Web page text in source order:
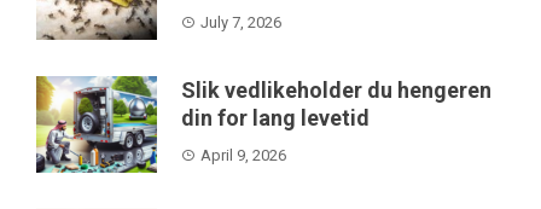
July 7, 2026
Slik vedlikeholder du hengeren
din for lang levetid
April 9, 2026